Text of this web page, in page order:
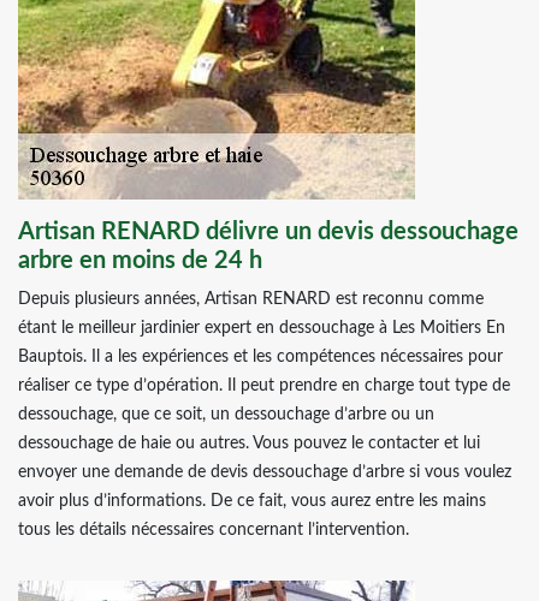
Artisan RENARD délivre un devis dessouchage
arbre en moins de 24 h
Depuis plusieurs années, Artisan RENARD est reconnu comme
étant le meilleur jardinier expert en dessouchage à Les Moitiers En
Bauptois. Il a les expériences et les compétences nécessaires pour
réaliser ce type d’opération. Il peut prendre en charge tout type de
dessouchage, que ce soit, un dessouchage d’arbre ou un
dessouchage de haie ou autres. Vous pouvez le contacter et lui
envoyer une demande de devis dessouchage d’arbre si vous voulez
avoir plus d’informations. De ce fait, vous aurez entre les mains
tous les détails nécessaires concernant l’intervention.